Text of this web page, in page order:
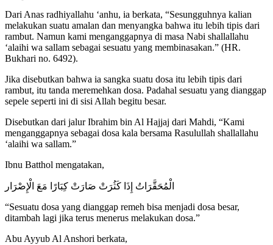
Dari Anas radhiyallahu ‘anhu, ia berkata, “Sesungguhnya kalian
melakukan suatu amalan dan menyangka bahwa itu lebih tipis dari
rambut. Namun kami menganggapnya di masa Nabi shallallahu
‘alaihi wa sallam sebagai sesuatu yang membinasakan.” (HR.
Bukhari no. 6492).
Jika disebutkan bahwa ia sangka suatu dosa itu lebih tipis dari
rambut, itu tanda meremehkan dosa. Padahal sesuatu yang dianggap
sepele seperti ini di sisi Allah begitu besar.
Disebutkan dari jalur Ibrahim bin Al Hajjaj dari Mahdi, “Kami
menganggapnya sebagai dosa kala bersama Rasulullah shallallahu
‘alaihi wa sallam.”
Ibnu Batthol mengatakan,
الْمُحَقَّرَاتُ إِذَا كَثُرَتْ صَارَتْ كِبَارًا مَعَ الْإِصْرَار
“Sesuatu dosa yang dianggap remeh bisa menjadi dosa besar,
ditambah lagi jika terus menerus melakukan dosa.”
Abu Ayyub Al Anshori berkata,